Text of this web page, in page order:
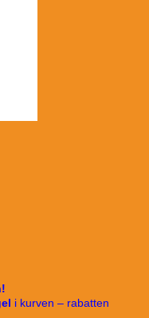
i kurven – rabatten